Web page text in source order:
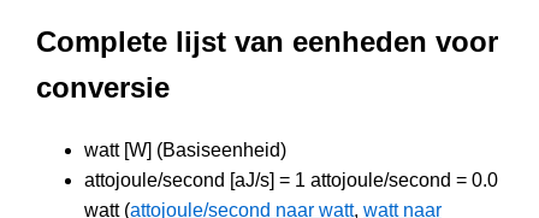
Complete lijst van eenheden voor
conversie
watt [W] (Basiseenheid)
attojoule/second [aJ/s] = 1 attojoule/second = 0.0
watt (attojoule/second naar watt, watt naar